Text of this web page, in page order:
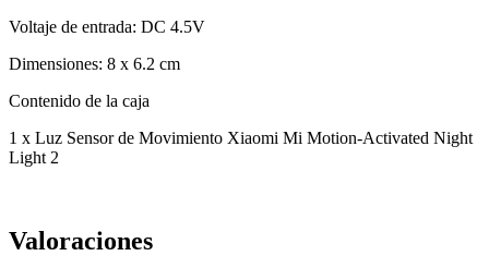
Voltaje de entrada: DC 4.5V
Dimensiones: 8 x 6.2 cm
Contenido de la caja
1 x Luz Sensor de Movimiento Xiaomi Mi Motion-Activated Night
Light 2
Valoraciones